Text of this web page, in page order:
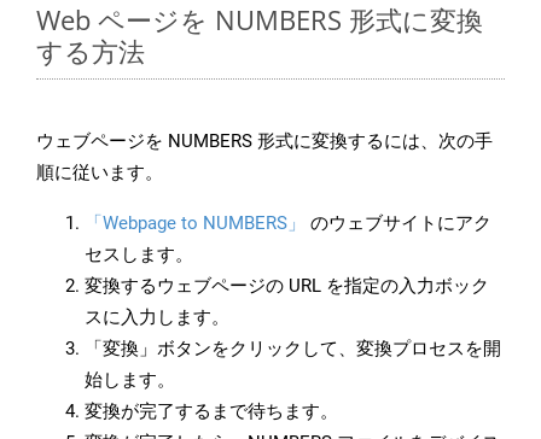
Web ページを NUMBERS 形式に変換
する方法
ウェブページを NUMBERS 形式に変換するには、次の手
順に従います。
「Webpage to NUMBERS」
のウェブサイトにアク
セスします。
変換するウェブページの URL を指定の入力ボック
スに入力します。
「変換」ボタンをクリックして、変換プロセスを開
始します。
変換が完了するまで待ちます。